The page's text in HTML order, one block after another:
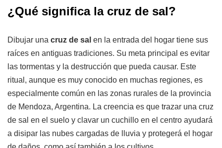
¿Qué significa la cruz de sal?
Dibujar una cruz de sal en la entrada del hogar tiene sus
raíces en antiguas tradiciones. Su meta principal es evitar
las tormentas y la destrucción que pueda causar. Este
ritual, aunque es muy conocido en muchas regiones, es
especialmente común en las zonas rurales de la provincia
de Mendoza, Argentina. La creencia es que trazar una cruz
de sal en el suelo y clavar un cuchillo en el centro ayudará
a disipar las nubes cargadas de lluvia y protegerá el hogar